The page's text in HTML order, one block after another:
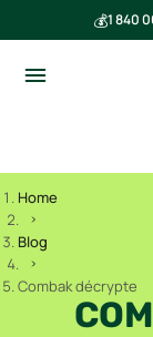
💰1 840
Home
Blog
Combak décrypte